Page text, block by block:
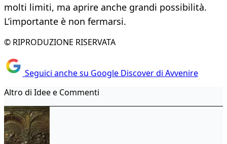
molti limiti, ma aprire anche grandi possibilità.
L’importante è non fermarsi.
© RIPRODUZIONE RISERVATA
Seguici anche su Google Discover di Avvenire
Altro di Idee e Commenti